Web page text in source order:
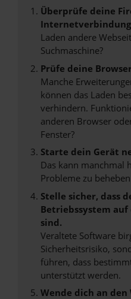
Überprüfe deine
Laden andere
Suchmaschine?
Prüfe deine
Manche
können das Laden
verhindern.
anderen Browser
Fenster?
Starte dein Gerät
Das kann manchmal
Probleme zu
Stelle sicher, dass
Betriebssystem auf
sind.
Veraltete Software
Sicherheitsrisiko,
führen, dass
unterstützt werden.
Wende dich an